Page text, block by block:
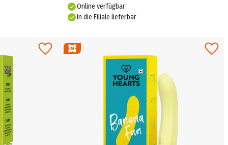
Online verfügbar
In die Filiale lieferbar